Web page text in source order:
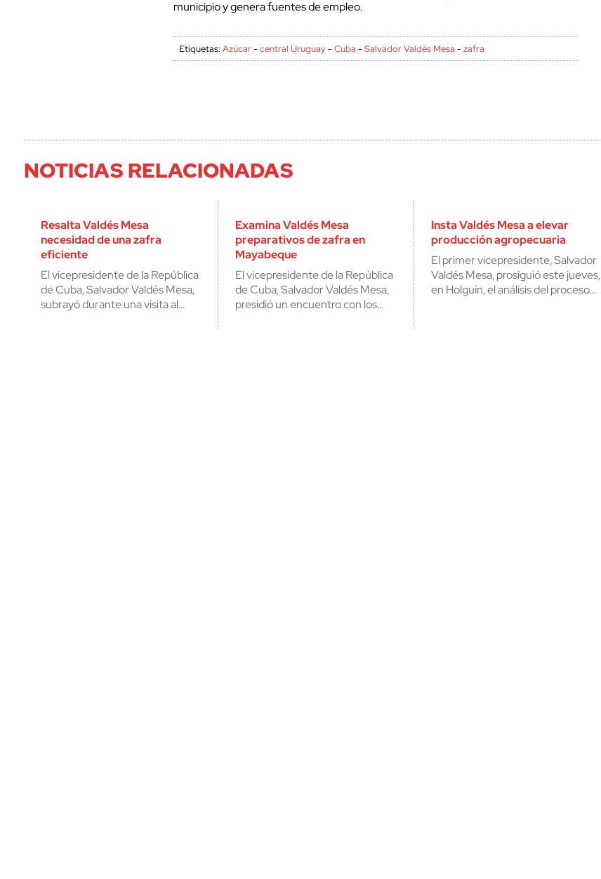
municipio y genera fuentes de empleo.
Etiquetas:Azúcar-central Uruguay-Cuba -Salvador Valdés Mesa -zafra
NOTICIAS RELACIONADAS
Resalta Valdés Mesa
necesidad de una zafra
eficiente
El vicepresidente de la República
de Cuba, Salvador Valdés Mesa,
subrayó durante una visita al…
Examina Valdés Mesa
preparativos de zafra en
Mayabeque
El vicepresidente de la República
de Cuba, Salvador Valdés Mesa,
presidió un encuentro con los…
Insta Valdés Mesa a elevar
producción agropecuaria
El primer vicepresidente, Salvador
Valdés Mesa, prosiguió este jueves,
en Holguín, el análisis del proceso…